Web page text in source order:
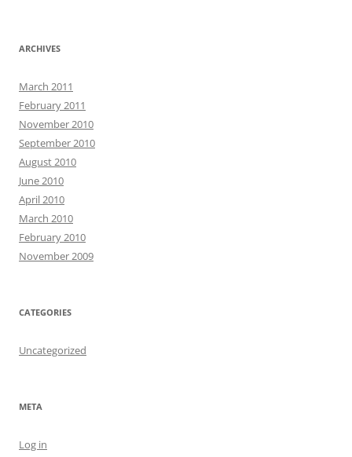
ARCHIVES
March 2011
February 2011
November 2010
September 2010
August 2010
June 2010
April 2010
March 2010
February 2010
November 2009
CATEGORIES
Uncategorized
META
Log in